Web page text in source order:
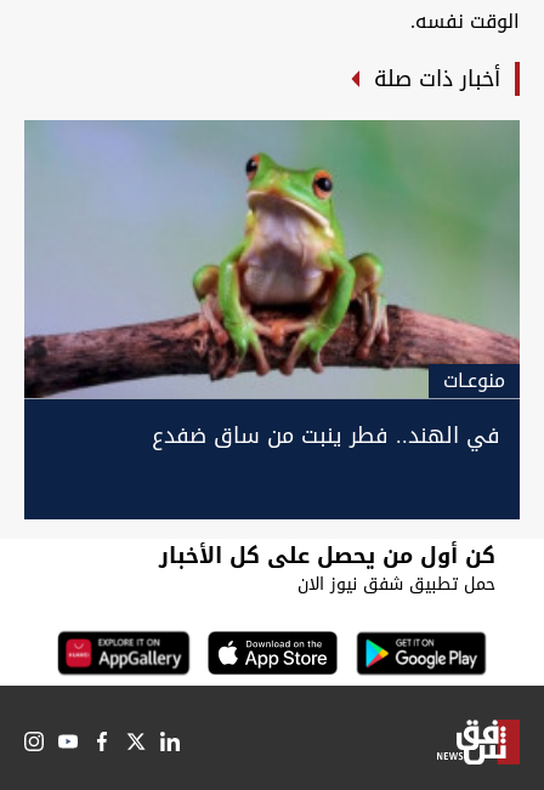
الوقت نفسه.
أخبار ذات صلة
منوعـات
في الهند.. فطر ينبت من ساق ضفدع
كن أول من يحصل على كل الأخبار
حمل تطبيق شفق نيوز الان